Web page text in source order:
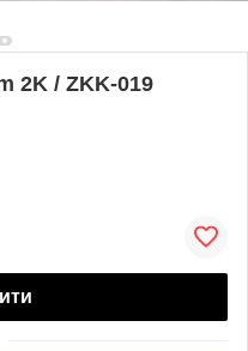
2K / ZKK-019